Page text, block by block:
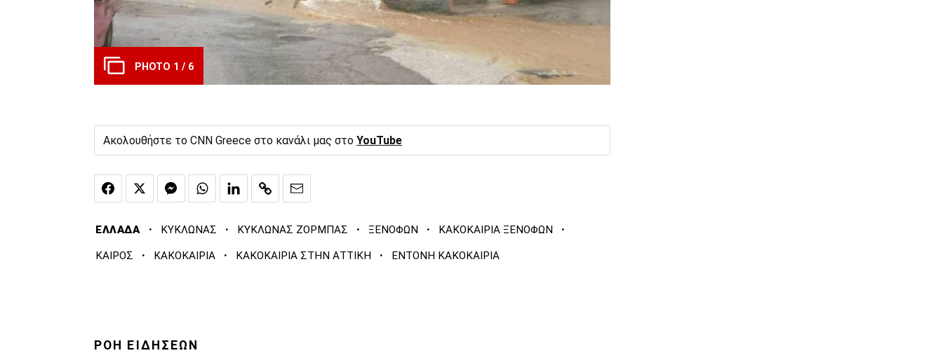
PHOTO 1 / 6
Ακολουθήστε το CNN Greece στο κανάλι μας στο YouTube
ΕΛΛΑΔΑ · ΚΥΚΛΩΝΑΣ · ΚΥΚΛΩΝΑΣ ΖΟΡΜΠΑΣ · ΞΕΝΟΦΩΝ · ΚΑΚΟΚΑΙΡΙΑ ΞΕΝΟΦΩΝ ·
ΚΑΙΡΟΣ · ΚΑΚΟΚΑΙΡΙΑ · ΚΑΚΟΚΑΙΡΙΑ ΣΤΗΝ ΑΤΤΙΚΗ · ΕΝΤΟΝΗ ΚΑΚΟΚΑΙΡΙΑ
ΡΟΗ ΕΙΔΗΣΕΩΝ